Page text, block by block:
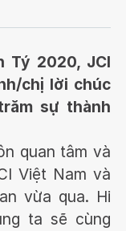
Tý 2020, JCI
chị lời chúc
sự thành
quan tâm và
Việt Nam và
vừa qua. Hi
ta sẽ cùng